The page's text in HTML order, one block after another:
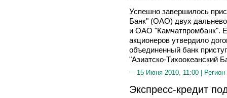
Успешно завершилось
Банк" (ОАО) двух
и ОАО "Камчатпромбанк".
акционеров утвердило
объединенный банк
"Азиатско-Тихоокеанский
15 Июня 2010, 11:00 | Регион
Экспресс-кредит